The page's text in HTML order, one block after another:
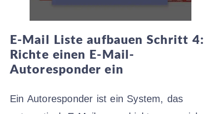
E-Mail Liste aufbauen Schritt4:
Richte einen E-Mail-
Autoresponder ein
Ein Autoresponder ist ein System, das